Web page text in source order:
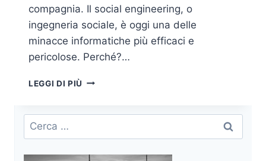
compagnia. Il social engineering, o
ingegneria sociale, è oggi una delle
minacce informatiche più efficaci e
pericolose. Perché?…
LEGGI DI PIÙ SOCIAL
RICONOSCERE
CONTRASTARE
GLI
Ricerca
per: